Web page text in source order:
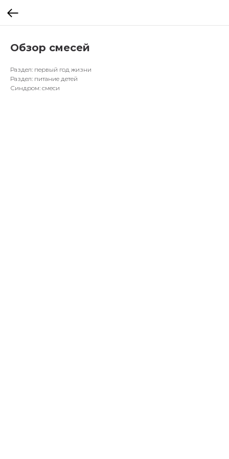
Обзор смесей
Раздел: первый год жизни
Раздел: питание детей
Синдром: смеси